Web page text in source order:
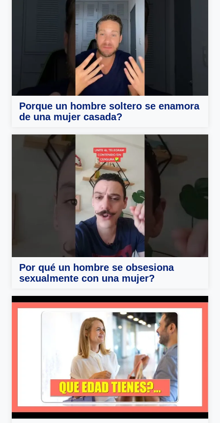
Porque un hombre soltero se enamora
de una mujer casada?
Por qué un hombre se obsesiona
sexualmente con una mujer?